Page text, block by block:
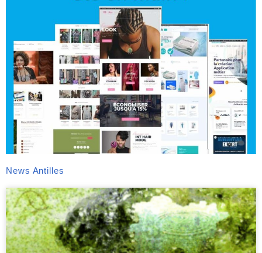
News Antilles